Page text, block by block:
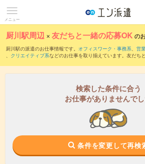
メニュー
厨川駅周辺 ×友だちと一緒の応募OK の
厨川駅の派遣のお仕事情報です。 オフィスワーク・事務系、 営
、 クリエイティブ系などのお仕事を取り揃えています。友だち
検索した条件に合う
お仕事がありませんで
条件を変更して再検